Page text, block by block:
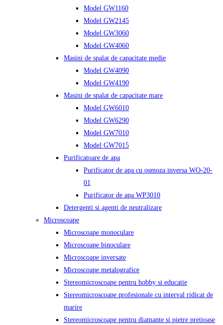
Model GW1160
Model GW2145
Model GW3060
Model GW4060
Masini de spalat de capacitate medie
Model GW4090
Model GW4190
Masini de spalat de capacitate mare
Model GW6010
Model GW6290
Model GW7010
Model GW7015
Purificatoare de apa
Purificator de apa cu osmoza inversa WO-20-
01
Purificator de apa WP3010
Detergenti si agenti de neutralizare
Microscoape
Microscoape monoculare
Microscoape binoculare
Microscoape inversate
Microscoape metalografice
Stereomicroscoape pentru hobby si educatie
Stereomicroscoape profesionale cu interval ridicat de
marire
Stereomicroscoape pentru diamante si pietre pretioase